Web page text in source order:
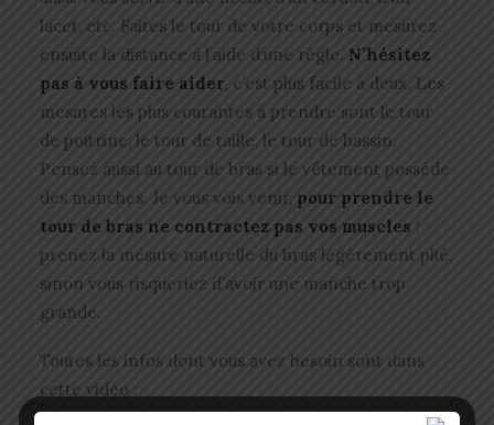
lacet, etc. Faites le tour de votre corps et mesurez
ensuite la distance à l’aide d’une règle. N’hésitez
pas à vous faire aider, c’est plus facile à deux. Les
mesures les plus courantes à prendre sont le tour
de poitrine, le tour de taille, le tour de bassin.
Pensez aussi au tour de bras si le vêtement possède
des manches. Je vous vois venir, pour prendre le
tour de bras ne contractez pas vos muscles
prenez la mesure naturelle du bras légèrement plié,
sinon vous risqueriez d’avoir une manche trop
grande.
Toutes les infos dont vous avez besoin sont dans
cette vidéo :